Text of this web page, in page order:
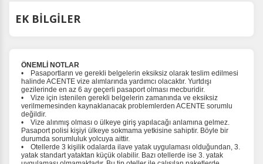
gizlilik koşullarını
Oturum yönetimi, güvenlik ve temel site işlevleri için
gereklidir. Bu çerezler olmadan site düzgün çalışmaz ve
devre dışı bırakılamaz.
İstatistik Çerezleri
EK BİLGİLER
ÖNEMLİ NOTLAR
• Pasaportların ve gerekli belgelerin eksiksiz olarak teslim edilmesi
halinde ACENTE vize alımlarında yardımcı olacaktır. Yurtdışı
gezilerinde en az 6 ay geçerli pasaport olması mecburidir.
• Vize için istenilen gerekli belgelerin zamanında ve eksiksiz
verilmemesinden kaynaklanacak problemlerden ACENTE sorumlu
değildir.
• Vize alınmış olması o ülkeye giriş yapılacağı anlamına gelmez.
Pasaport polisi kişiyi ülkeye sokmama yetkisine sahiptir. Böyle bir
durumda sorumluluk yolcuya aittir.
• Otellerde 3 kişilik odalarda ilave yatak uygulaması olduğundan, 3.
yatak standart yataktan küçük olabilir. Bazı otellerde ise 3. yatak